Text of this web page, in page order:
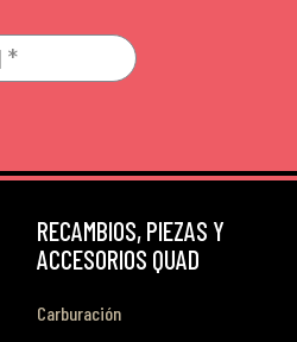
RECAMBIOS, PIEZAS Y
ACCESORIOS QUAD
Carburación